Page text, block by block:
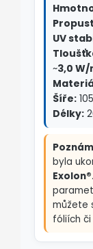
UV
~3,0 W/
Šíře:
Délky:
byla
Exolon®
můžete
fóliích